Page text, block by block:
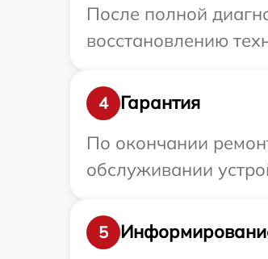
После полной
восстановлению
4
Гарантия
По окончании
обслуживании
5